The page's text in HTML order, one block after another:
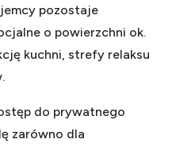
pozostaje
o powierzchni ok.
kuchni, strefy relaksu
do prywatnego
zarówno dla